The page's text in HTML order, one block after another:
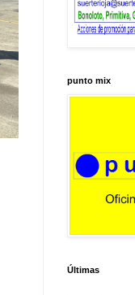
punto mix
Últimas